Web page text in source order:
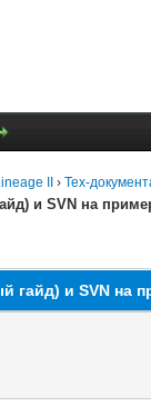
II › Тех-
и SVN на
гайд) и SVN на